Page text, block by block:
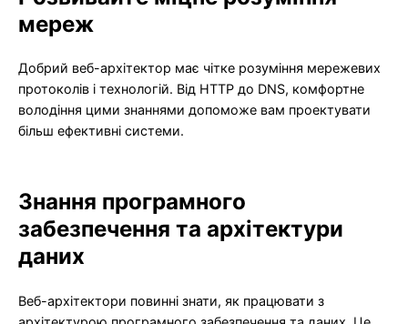
мереж
Добрий веб-архітектор має чітке розуміння мережевих
протоколів і технологій. Від HTTP до DNS, комфортне
володіння цими знаннями допоможе вам проектувати
більш ефективні системи.
Знання програмного
забезпечення та архітектури
даних
Веб-архітектори повинні знати, як працювати з